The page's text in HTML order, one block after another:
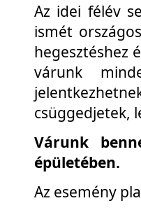
Az idei félév
ismét
hegesztéshez
várunk
csüggedjetek,
Várunk
épületében.
Az esemény